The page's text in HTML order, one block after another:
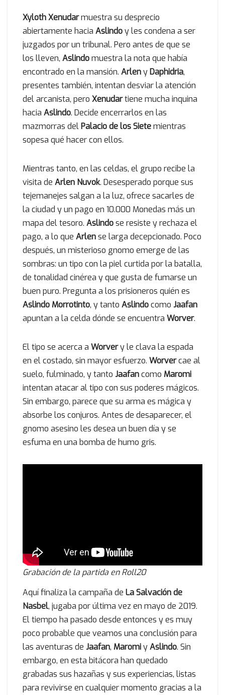
Xyloth Xenudarmuestra su desprecio
abiertamente hacia Aslindoy les condena a ser
juzgados por un tribunal. Pero antes de que se
los lleven, Aslindomuestra la nota que había
encontrado en la mansión. Arleny Daphidria,
presentes también, intentan desviar la atención
del arcanista, pero Xenudartiene mucha inquina
hacia Aslindo. Decide encerrarlos en las
mazmorras del Palacio de los Sietemientras
sopesa qué hacer con ellos.
Mientras tanto, en las celdas, el grupo recibe la
visita de Arlen Nuvok. Desesperado porque sus
tejemanejes salgan a la luz, ofrece sacarles de
la ciudad y un pago en 10.000 Monedas más un
mapa del tesoro. Aslindose resiste y rechaza el
pago, a lo que Arlense larga decepcionado. Poco
después, un misterioso gnomo emerge de las
sombras: un tipo con la piel curtida por la batalla,
de tonalidad cinérea y que gusta de fumarse un
buen puro. Pregunta a los prisioneros quién es
Aslindo Morrotinto, y tanto Aslindocomo Jaafan
apuntan a la celda dónde se encuentra Worver.
El tipo se acerca a Worvery le clava la espada
en el costado, sin mayor esfuerzo. Worvercae al
suelo, fulminado, y tanto Jaafancomo Maromi
intentan atacar al tipo con sus poderes mágicos.
Sin embargo, parece que su arma es mágica y
absorbe los conjuros. Antes de desaparecer, el
gnomo asesino les desea un buen día y se
esfuma en una bomba de humo gris.
Grabación de la partida en Roll20
Aquí finaliza la campaña de La Salvación de
Nasbel, jugaba por última vez en mayo de 2019.
El tiempo ha pasado desde entonces y es muy
poco probable que veamos una conclusión para
las aventuras de Jaafan, MaromiyAslindo. Sin
embargo, en esta bitácora han quedado
grabadas sus hazañas y sus experiencias, listas
para revivirse en cualquier momento gracias a la